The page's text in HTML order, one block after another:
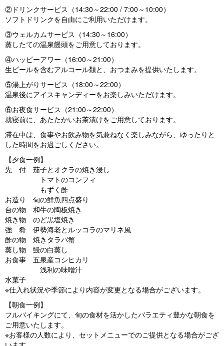
②ドリンクサービス（14:30～22:00 / 7:00～10:00）
ソフトドリンクを自由にご利用いただけます。
③ウェルカムサービス（14:30～16:00）
蒸したての温泉饅頭をご用意しております。
④ハッピーアワー（16:00～21:00）
生ビールを含むアルコール類と、おつまみを提供いたします。
⑤湯上がりサービス（18:00～22:00）
温泉後にアイスキャンディーをお楽しみいただけます。
⑥お夜食サービス（21:00～22:00）
就寝前に、あたたかいお茶漬けをご用意しております。
滞在中は、食事やお飲み物を気兼ねなく楽しみながら、ゆったりと
した時間をお過ごしください。
【夕食一例】
先 付 茄子とオクラの焼き浸し
トマトのコンフィ
もずく酢
お造り 旬の鮮魚四点盛り
台の物 和牛の陶板焼き
焼き物 のど黒塩焼き
強 肴 伊勢海老とルッコラのマリネ風
酢の物 焼きタラバ蟹
蒸し物 鰻の白蒸し
お食事 五泉産コシヒカリ
浅利の味噌汁
水菓子
※仕入れ状況や季節により内容が変更となる場合がございます。
【朝食一例】
フルバイキングにて、旬の食材を活かしたバラエティ豊かな朝食を
ご用意いたします。
※お客様の人数により、セットメニューでのご提供となる場合がござ